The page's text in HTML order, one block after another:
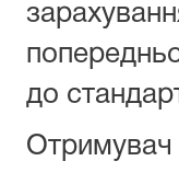
до
Отримувач